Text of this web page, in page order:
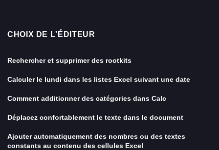
CHOIX DE L'ÉDITEUR
Rechercher et supprimer des rootkits
Calculer le lundi dans les listes Excel suivant une date
Comment additionner des catégories dans Calc
Déplacez confortablement le texte dans le document
Ajouter automatiquement des nombres ou des textes
constants au contenu des cellules Excel